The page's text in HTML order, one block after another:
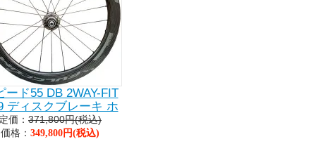
ード55 DB 2WAY-FIT
ディスクブレーキ ホ
イールセット
定価： 371,800円(税込)
価格： 349,800円(税込)